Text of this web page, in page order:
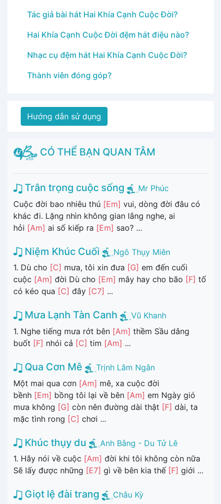
Tác giả bài hát Hai Khía Cạnh Cuộc Đời?
Hai Khía Cạnh Cuộc Đời đệm hát điệu nào?
Nhạc cụ đệm hát Hai Khía Cạnh Cuộc Đời?
Thành viên đóng góp?
Hướng dẫn sử dụng
CÓ THỂ BẠN QUAN TÂM
Trân trọng cuộc sống
Mr Phúc
Cuộc đời bao nhiêu thú [Em] vui, dòng đời đâu có
khác đi. Lặng nhìn không gian lắng nghe, ai
hỏi [Am] ai số kiếp ra [Em] sao? ...
Niệm Khúc Cuối
Ngô Thụy Miên
1. Dù cho [C] mưa, tôi xin đưa [G] em đến cuối
cuộc [Am] đời Dù cho [Em] mây hay cho bão [F] tố
có kéo qua [C] đây [C7] ...
Mưa Lạnh Tàn Canh
Vũ Khanh
1. Nghe tiếng mưa rớt bên [Am] thềm Sầu dâng
buốt [F] nhói cả [C] tim [Am] ...
Qua Cơn Mê
Trịnh Lâm Ngân
Một mai qua cơn [Am] mê, xa cuộc đời
bềnh [Em] bồng tôi lại về bên [Am] em Ngày gió
mưa không [G] còn nên đường dài thật [F] dài, ta
mặc tình rong [C] chơi ...
Khúc thụy du
Anh Bằng - Du Tử Lê
1. Hãy nói về cuộc [Am] đời khi tôi không còn nữa
Sẽ lấy được những [E7] gì về bên kia thế [F] giới ...
Giọt lệ đài trang Châu Kỳ